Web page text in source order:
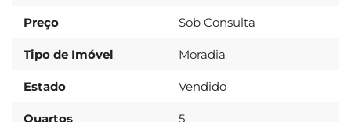
Preço Sob Consulta
Tipo de Imóvel Moradia
Estado Vendido
Quartos 5